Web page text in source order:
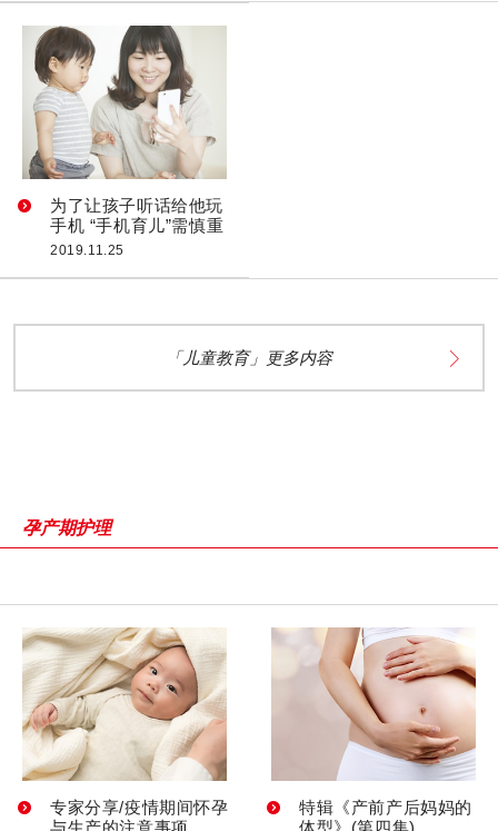
为了让孩子听话给他玩
手机 “手机育儿”需慎重
2019.11.25
「儿童教育」更多内容
孕产期护理
专家分享/疫情期间怀孕
与生产的注意事项
特辑《产前产后妈妈的
体型》(第四集)